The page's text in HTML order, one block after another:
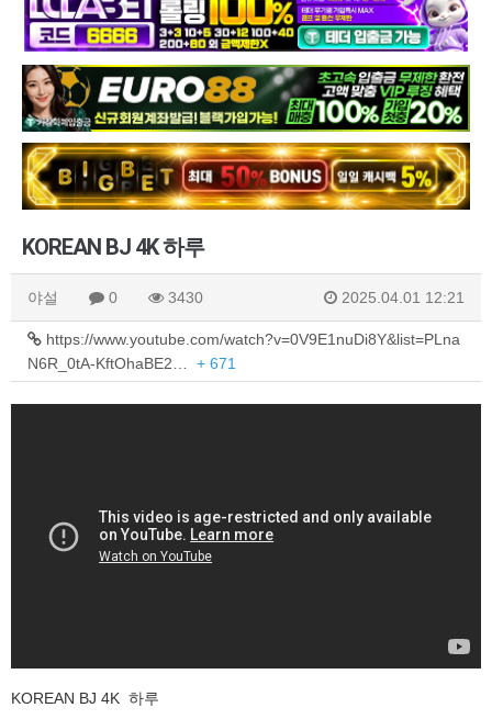
KOREAN BJ 4K 하루
야설 0 3430 2025.04.01 12:21
https://www.youtube.com/watch?v=0V9E1nuDi8Y&list=PLna
N6R_0tA-KftOhaBE2… + 671
KOREAN BJ 4K 하루